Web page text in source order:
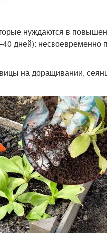
нуждаются в
дней): несвоевременно
на доращивании,